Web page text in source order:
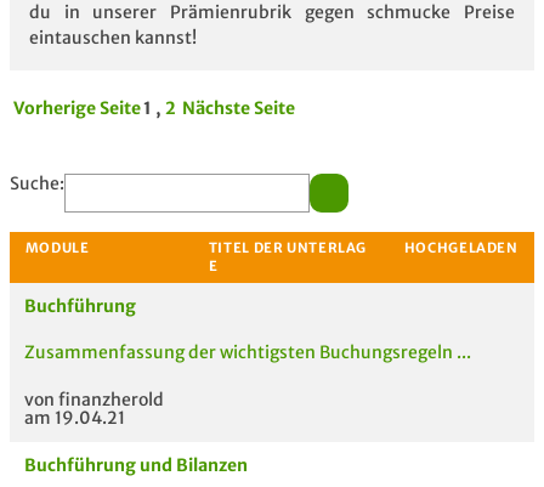
du in unserer Prämienrubrik gegen schmucke Preise
eintauschen kannst!
Vorherige Seite1 , 2 Nächste Seite
Suche:
Buchführung
Zusammenfassung der wichtigsten Buchungsregeln ...
von finanzherold
am 19.04.21
Buchführung und Bilanzen